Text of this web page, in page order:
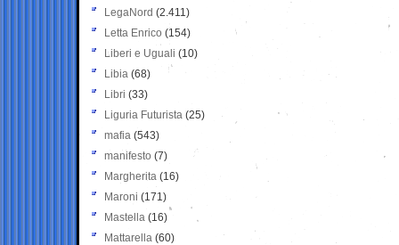
LegaNord (2.411)
Letta Enrico (154)
Liberi e Uguali (10)
Libia (68)
Libri (33)
Liguria Futurista (25)
mafia (543)
manifesto (7)
Margherita (16)
Maroni (171)
Mastella (16)
Mattarella (60)